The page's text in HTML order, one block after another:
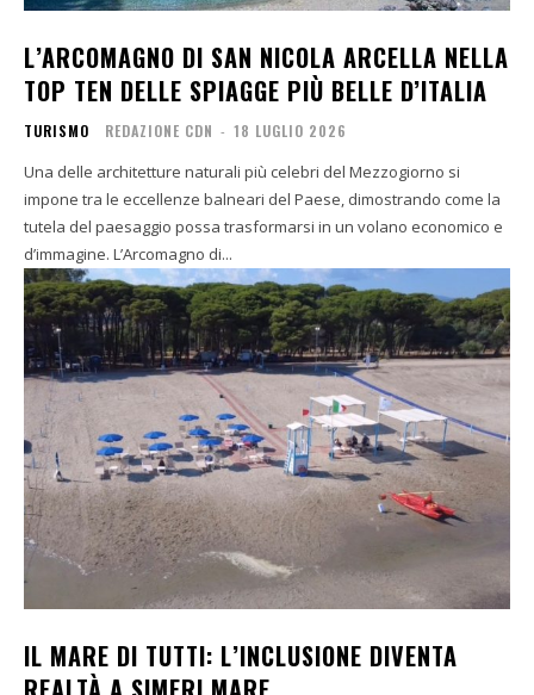
L’ARCOMAGNO DI SAN NICOLA ARCELLA NELLA
TOP TEN DELLE SPIAGGE PIÙ BELLE D’ITALIA
TURISMO REDAZIONE CDN - 18 LUGLIO 2026
Una delle architetture naturali più celebri del Mezzogiorno si
impone tra le eccellenze balneari del Paese, dimostrando come la
tutela del paesaggio possa trasformarsi in un volano economico e
d’immagine. L’Arcomagno di...
IL MARE DI TUTTI: L’INCLUSIONE DIVENTA